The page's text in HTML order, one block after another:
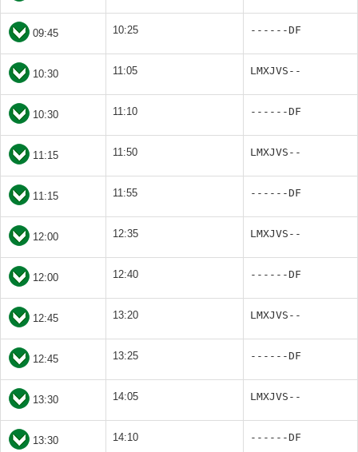
09:45 10:25 ------DF
10:30 11:05 LMXJVS--
10:30 11:10 ------DF
11:15 11:50 LMXJVS--
11:15 11:55 ------DF
12:00 12:35 LMXJVS--
12:00 12:40 ------DF
12:45 13:20 LMXJVS--
12:45 13:25 ------DF
13:30 14:05 LMXJVS--
13:30 14:10 ------DF